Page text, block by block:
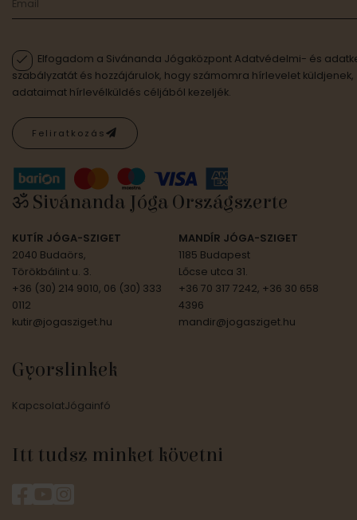
Elfogadom a Sivánanda Jógaközpont Adatvédelmi- és
szabályzatát és hozzájárulok, hogy számomra hírlevelet küldjenek,
adataimat hírlevélküldés céljából kezeljék.
Feliratkozás
ॐ Sivánanda Jóga Országszerte
KUTÍR JÓGA-SZIGET
2040 Budaörs,
Törökbálint u. 3.
+36 (30) 214 9010, 06 (30) 333
0112
kutir@jogasziget.hu
MANDÍR JÓGA-SZIGET
1185 Budapest
Lőcse utca 31.
+36 70 317 7242, +36 30 658
4396
mandir@jogasziget.hu
Gyorslinkek
KapcsolatJógainfó
Itt tudsz minket követni